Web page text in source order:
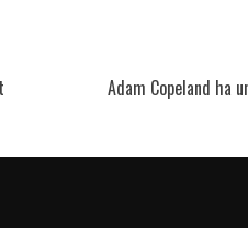
Adam Copeland ha